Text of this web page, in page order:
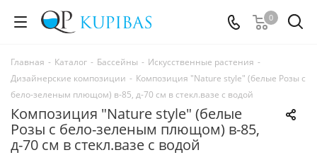
0
Главная - Каталог - Бассейны - Искусственные растения -
Дизайнерские композиции - Композиция "Nature style" (белые Розы с
бело-зеленым плющом) в-85, д-70 см в стекл.вазе с водой
Композиция "Nature style" (белые
Розы с бело-зеленым плющом) в-85,
д-70 см в стекл.вазе с водой